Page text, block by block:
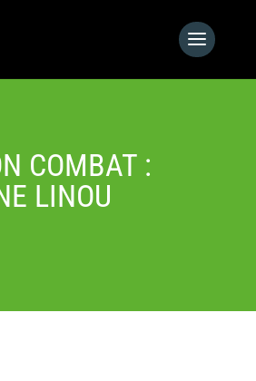
COMBAT :
LINOU